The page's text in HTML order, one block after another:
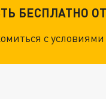
БЕЛЫЕ ПЕРЧАТКИ":
ВСУ. НО
БЕСПЛАТНО
с